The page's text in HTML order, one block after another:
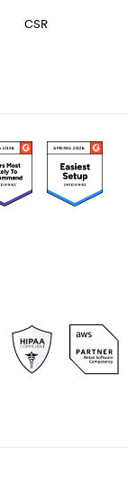
CSR